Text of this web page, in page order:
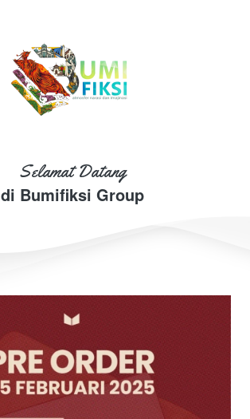
Selamat Datang
di Bumifiksi Group